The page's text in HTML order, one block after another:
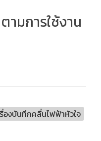
ามการใช้งาน
องบันทึกคลื่นไฟฟ้าหัวใจ